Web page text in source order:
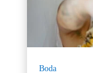
Boda